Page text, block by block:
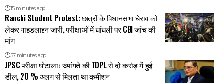
15 minutes ago
Ranchi Student Protest: छात्रों के विधानसभा घेराव को
लेकर गाइडलाइन जारी, परीक्षाओं में धांधली पर CBI जांच की
मांग
57 minutes ago
JPSC परीक्षा घोटालाः ख्यांगते की TDPL से दो करोड़ में हुई
डील, 20 % अलग से मिलता था कमीशन